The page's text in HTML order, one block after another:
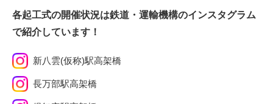
各起工式の開催状況は鉄道・運輸機構のインスタグラム
で紹介しています！
新八雲(仮称)駅高架橋
長万部駅高架橋